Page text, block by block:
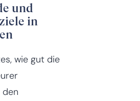
und
in
wie gut die